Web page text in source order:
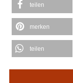
teilen
merken
teilen